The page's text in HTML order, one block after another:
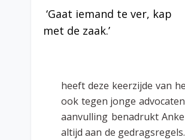
‘Gaat iemand te ver, kap
met de zaak.’
heeft deze keerzijde van
ook tegen jonge
aanvulling benadrukt
altijd aan de